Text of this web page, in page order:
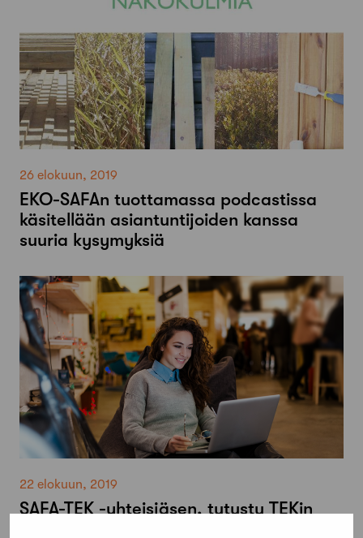
26 elokuun, 2019
EKO-SAFAn tuottamassa podcastissa
käsitellään asiantuntijoiden kanssa
suuria kysymyksiä
22 elokuun, 2019
SAFA-TEK -yhteisjäsen, tutustu TEKin